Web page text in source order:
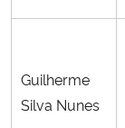
Guilherme
Silva Nunes